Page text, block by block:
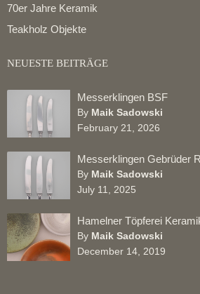
70er Jahre Keramik
Teakholz Objekte
NEUESTE BEITRÄGE
Messerklingen BSF
By Maik Sadowski
February 21, 2026
Messerklingen Gebrüder
By Maik Sadowski
July 11, 2025
Hamelner Töpferei
By Maik Sadowski
December 14, 2019